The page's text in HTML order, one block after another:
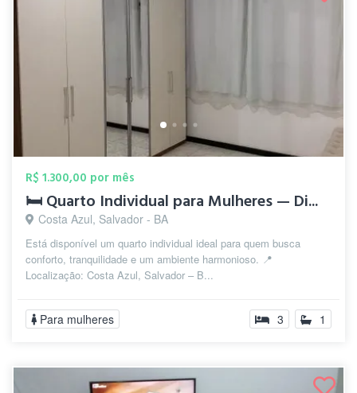
R$ 1.300,00 por mês
🛏️ Quarto Individual para Mulheres — Di...
Costa Azul, Salvador - BA
Está disponível um quarto individual ideal para quem busca
conforto, tranquilidade e um ambiente harmonioso. 📍
Localização: Costa Azul, Salvador – B...
Para mulheres 3 1